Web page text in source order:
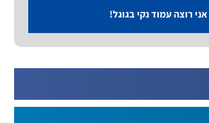
אני רוצה עמוד נקי בגוגל!